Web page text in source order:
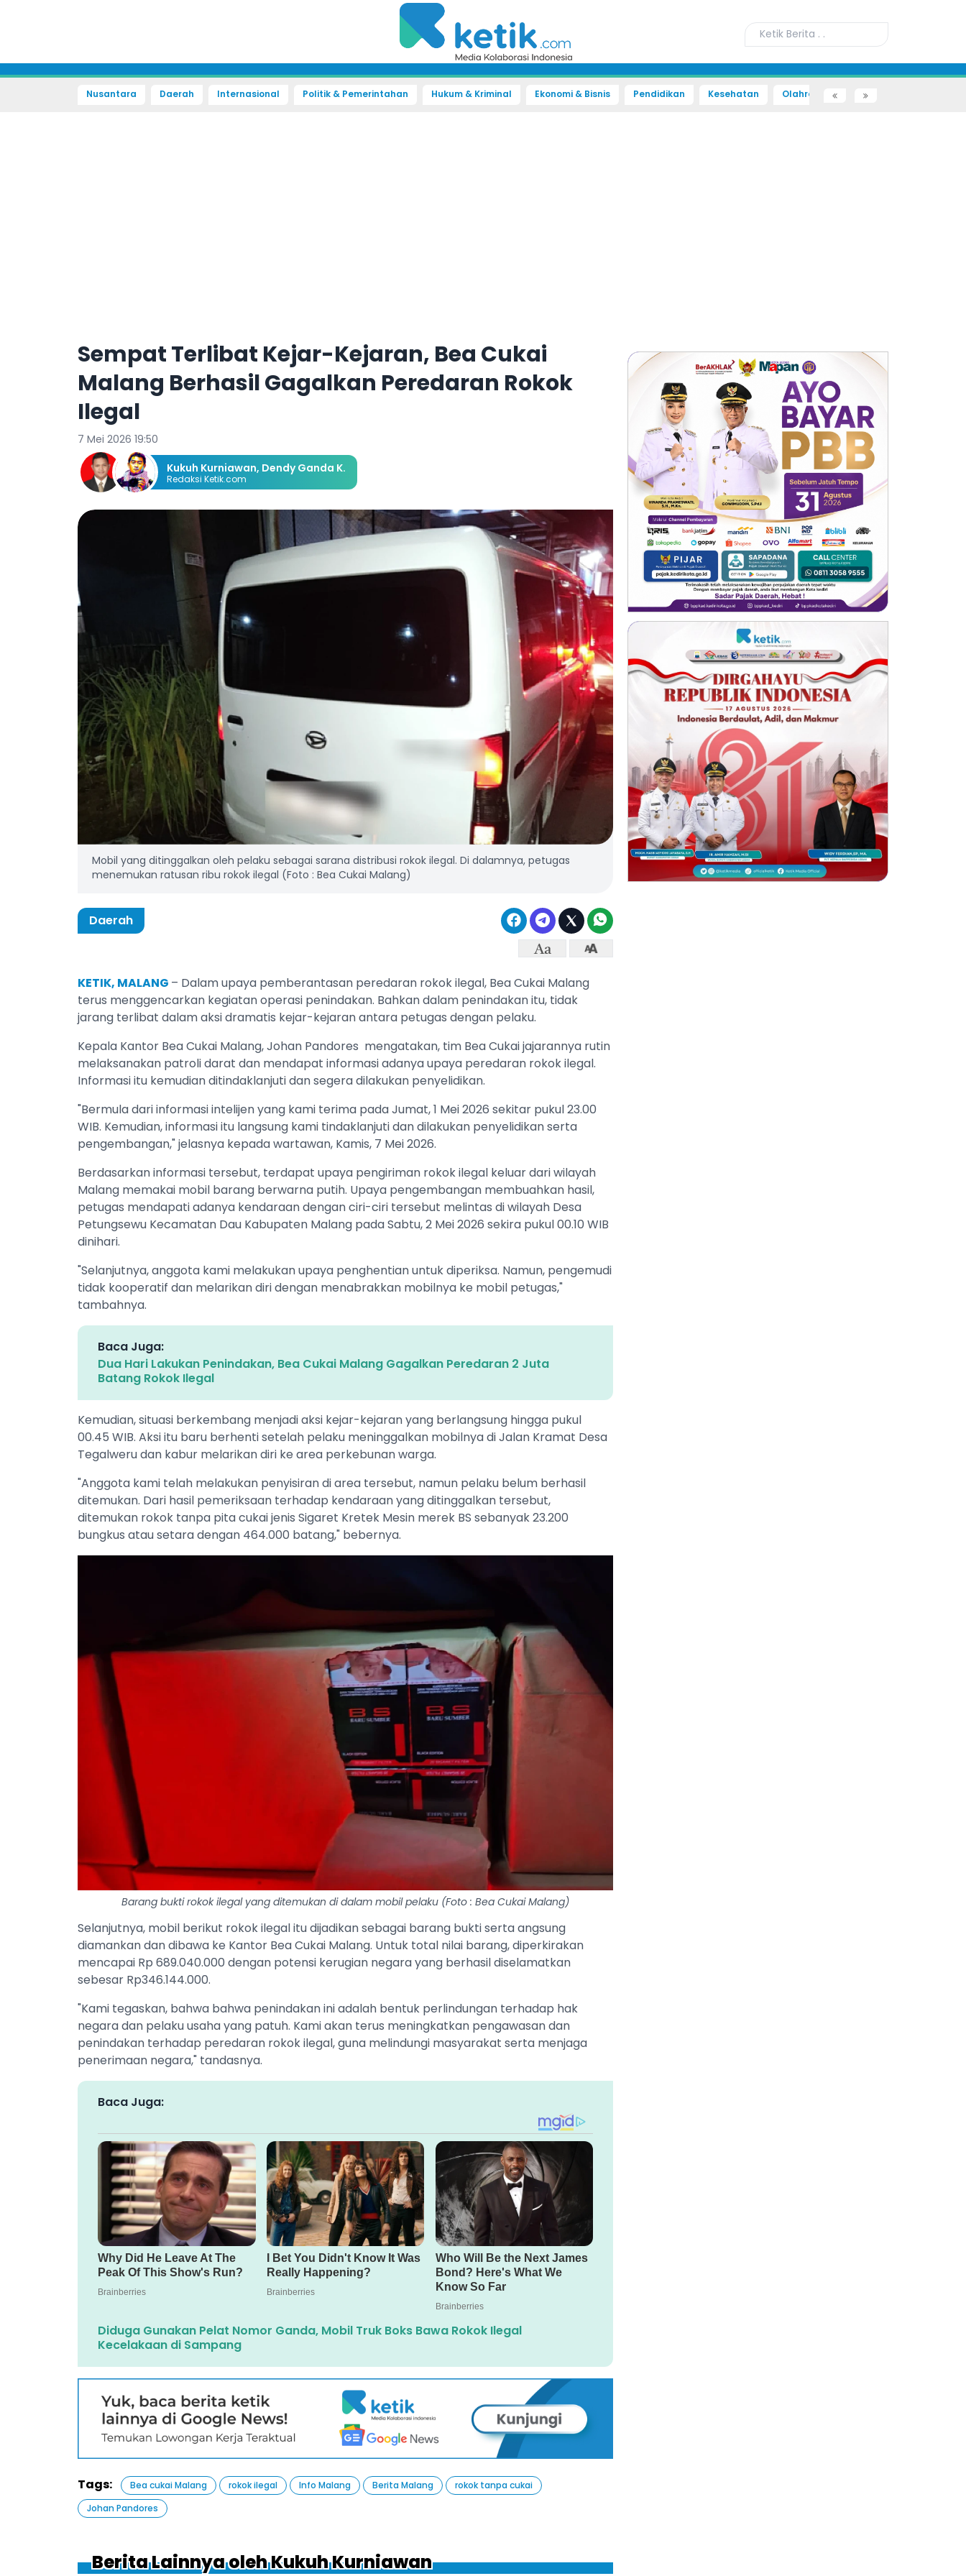
Nusantara Daerah Internasional Politik & Pemerintahan Hukum & Kriminal Ekonomi & Bisnis Pendidikan Kesehatan Olahraga Sains dan Teknologi
Sempat Terlibat Kejar-Kejaran, Bea Cukai
Malang Berhasil Gagalkan Peredaran Rokok
Ilegal
7 Mei 2026 19:50
Kukuh Kurniawan, Dendy Ganda K.
Redaksi Ketik.com
Mobil yang ditinggalkan oleh pelaku sebagai sarana distribusi rokok ilegal. Di dalamnya, petugas
menemukan ratusan ribu rokok ilegal (Foto : Bea Cukai Malang)
Daerah
KETIK, MALANG – Dalam upaya pemberantasan peredaran rokok ilegal, Bea Cukai Malang
terus menggencarkan kegiatan operasi penindakan. Bahkan dalam penindakan itu, tidak
jarang terlibat dalam aksi dramatis kejar-kejaran antara petugas dengan pelaku.
Kepala Kantor Bea Cukai Malang, Johan Pandores mengatakan, tim Bea Cukai jajarannya rutin
melaksanakan patroli darat dan mendapat informasi adanya upaya peredaran rokok ilegal.
Informasi itu kemudian ditindaklanjuti dan segera dilakukan penyelidikan.
"Bermula dari informasi intelijen yang kami terima pada Jumat, 1 Mei 2026 sekitar pukul 23.00
WIB. Kemudian, informasi itu langsung kami tindaklanjuti dan dilakukan penyelidikan serta
pengembangan," jelasnya kepada wartawan, Kamis, 7 Mei 2026.
Berdasarkan informasi tersebut, terdapat upaya pengiriman rokok ilegal keluar dari wilayah
Malang memakai mobil barang berwarna putih. Upaya pengembangan membuahkan hasil,
petugas mendapati adanya kendaraan dengan ciri-ciri tersebut melintas di wilayah Desa
Petungsewu Kecamatan Dau Kabupaten Malang pada Sabtu, 2 Mei 2026 sekira pukul 00.10 WIB
dinihari.
"Selanjutnya, anggota kami melakukan upaya penghentian untuk diperiksa. Namun, pengemudi
tidak kooperatif dan melarikan diri dengan menabrakkan mobilnya ke mobil petugas,"
tambahnya.
Baca Juga:
Dua Hari Lakukan Penindakan, Bea Cukai Malang Gagalkan Peredaran 2 Juta
Batang Rokok Ilegal
Kemudian, situasi berkembang menjadi aksi kejar-kejaran yang berlangsung hingga pukul
00.45 WIB. Aksi itu baru berhenti setelah pelaku meninggalkan mobilnya di Jalan Kramat Desa
Tegalweru dan kabur melarikan diri ke area perkebunan warga.
"Anggota kami telah melakukan penyisiran di area tersebut, namun pelaku belum berhasil
ditemukan. Dari hasil pemeriksaan terhadap kendaraan yang ditinggalkan tersebut,
ditemukan rokok tanpa pita cukai jenis Sigaret Kretek Mesin merek BS sebanyak 23.200
bungkus atau setara dengan 464.000 batang," bebernya.
Barang bukti rokok ilegal yang ditemukan di dalam mobil pelaku (Foto : Bea Cukai Malang)
Selanjutnya, mobil berikut rokok ilegal itu dijadikan sebagai barang bukti serta angsung
diamankan dan dibawa ke Kantor Bea Cukai Malang. Untuk total nilai barang, diperkirakan
mencapai Rp 689.040.000 dengan potensi kerugian negara yang berhasil diselamatkan
sebesar Rp346.144.000.
"Kami tegaskan, bahwa bahwa penindakan ini adalah bentuk perlindungan terhadap hak
negara dan pelaku usaha yang patuh. Kami akan terus meningkatkan pengawasan dan
penindakan terhadap peredaran rokok ilegal, guna melindungi masyarakat serta menjaga
penerimaan negara," tandasnya.
Baca Juga:
Diduga Gunakan Pelat Nomor Ganda, Mobil Truk Boks Bawa Rokok Ilegal
Kecelakaan di Sampang
Tags: Bea cukai Malang rokok ilegal Info Malang Berita Malang
rokok tanpa cukai
Johan Pandores
Berita Lainnya oleh Kukuh Kurniawan